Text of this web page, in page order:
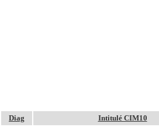
Diag Intitulé CIM10